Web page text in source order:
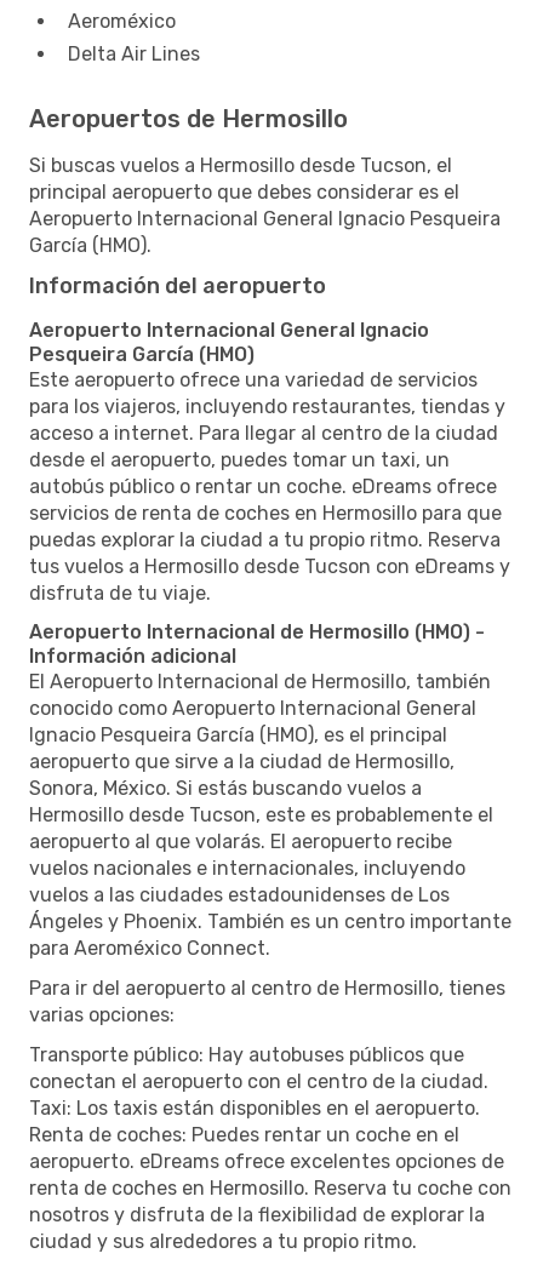
Aeroméxico
Delta Air Lines
Aeropuertos de Hermosillo
Si buscas vuelos a Hermosillo desde Tucson, el
principal aeropuerto que debes considerar es el
Aeropuerto Internacional General Ignacio Pesqueira
García (HMO).
Información del aeropuerto
Aeropuerto Internacional General Ignacio
Pesqueira García (HMO)
Este aeropuerto ofrece una variedad de servicios
para los viajeros, incluyendo restaurantes, tiendas y
acceso a internet. Para llegar al centro de la ciudad
desde el aeropuerto, puedes tomar un taxi, un
autobús público o rentar un coche. eDreams ofrece
servicios de renta de coches en Hermosillo para que
puedas explorar la ciudad a tu propio ritmo. Reserva
tus vuelos a Hermosillo desde Tucson con eDreams y
disfruta de tu viaje.
Aeropuerto Internacional de Hermosillo (HMO) -
Información adicional
El Aeropuerto Internacional de Hermosillo, también
conocido como Aeropuerto Internacional General
Ignacio Pesqueira García (HMO), es el principal
aeropuerto que sirve a la ciudad de Hermosillo,
Sonora, México. Si estás buscando vuelos a
Hermosillo desde Tucson, este es probablemente el
aeropuerto al que volarás. El aeropuerto recibe
vuelos nacionales e internacionales, incluyendo
vuelos a las ciudades estadounidenses de Los
Ángeles y Phoenix. También es un centro importante
para Aeroméxico Connect.
Para ir del aeropuerto al centro de Hermosillo, tienes
varias opciones:
Transporte público: Hay autobuses públicos que
conectan el aeropuerto con el centro de la ciudad.
Taxi: Los taxis están disponibles en el aeropuerto.
Renta de coches: Puedes rentar un coche en el
aeropuerto. eDreams ofrece excelentes opciones de
renta de coches en Hermosillo. Reserva tu coche con
nosotros y disfruta de la flexibilidad de explorar la
ciudad y sus alrededores a tu propio ritmo.